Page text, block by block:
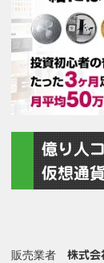
億り人
仮想通
販売業者株式会